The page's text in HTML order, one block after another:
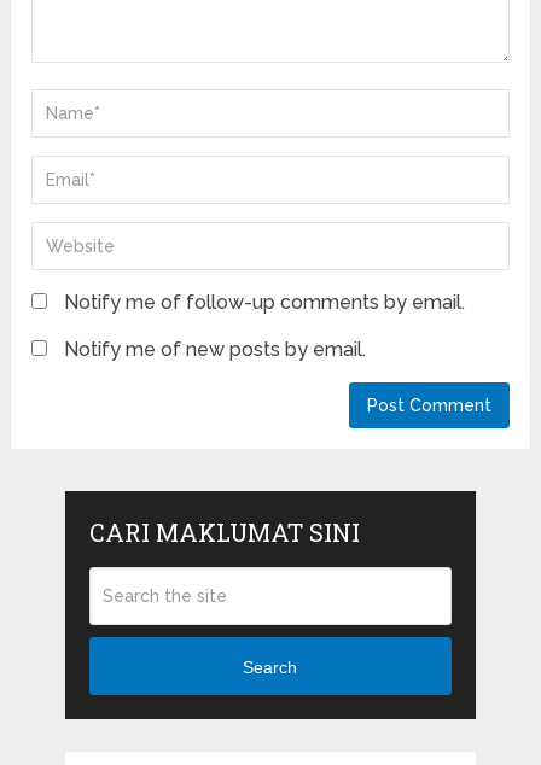
Notify me of follow-up comments by email.
Notify me of new posts by email.
CARI MAKLUMAT SINI
Search